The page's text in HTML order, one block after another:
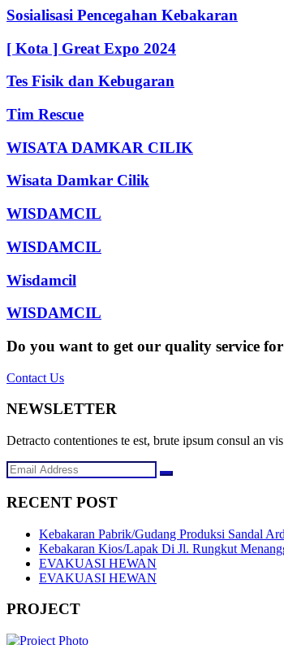
Sosialisasi Pencegahan Kebakaran
[ Kota ] Great Expo 2024
Tes Fisik dan Kebugaran
Tim Rescue
WISATA DAMKAR CILIK
Wisata Damkar Cilik
WISDAMCIL
WISDAMCIL
Wisdamcil
WISDAMCIL
Do you want to get our quality service
Contact Us
NEWSLETTER
Detracto contentiones te est, brute ipsum consul an
RECENT POST
Kebakaran Pabrik/Gudang Produksi Sandal
Kebakaran Kios/Lapak Di Jl. Rungkut
EVAKUASI HEWAN
EVAKUASI HEWAN
PROJECT